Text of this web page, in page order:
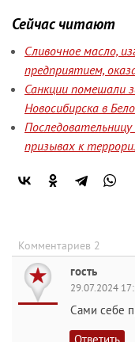
Сейчас читают
Сливочное масло,
предприятием,
Санкции помешали
Новосибирска в
призывах к
Комментариев 2
гость
29.07.2024
Сами себе